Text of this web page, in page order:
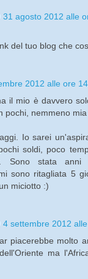
31 agosto 2012 alle
del tuo blog che
2012 alle ore
il mio è davvero
pochi, nemmeno
Io sarei
soldi, poco
Sono stata
sono ritagliata 5
miciotto :)
4 settembre 2012
piacerebbe molto
ma